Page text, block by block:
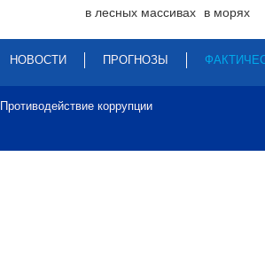
в лесных массивах
в морях
НОВОСТИ ПРОГНОЗЫ
Противодействие коррупции